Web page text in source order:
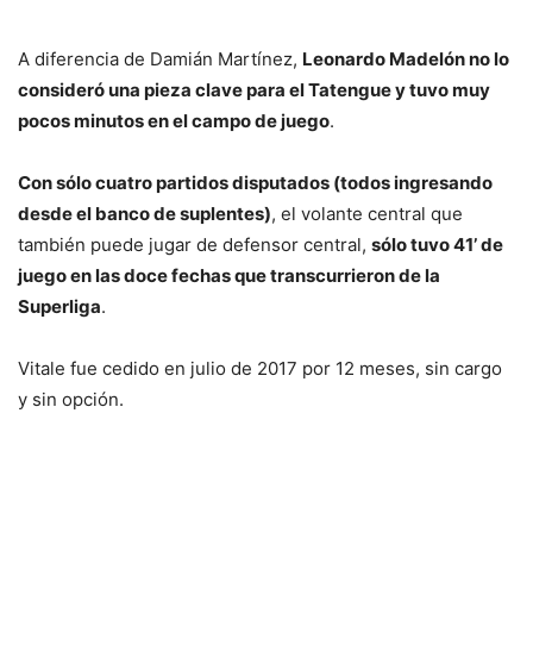
A diferencia de Damián Martínez, Leonardo Madelón no lo
consideró una pieza clave para el Tatengue y tuvo muy
pocos minutos en el campo de juego.
Con sólo cuatro partidos disputados (todos ingresando
desde el banco de suplentes), el volante central que
también puede jugar de defensor central, sólo tuvo 41’ de
juego en las doce fechas que transcurrieron de la
Superliga.
Vitale fue cedido en julio de 2017 por 12 meses, sin cargo
y sin opción.